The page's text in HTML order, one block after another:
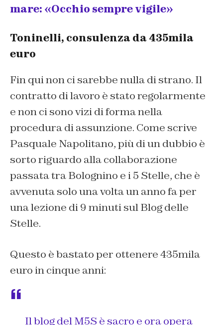
mare: «Occhio sempre vigile»
Toninelli, consulenza da 435mila
euro
Fin qui non ci sarebbe nulla di strano. Il
contratto di lavoro è stato regolarmente
e non ci sono vizi di forma nella
procedura di assunzione. Come scrive
Pasquale Napolitano, più di un dubbio è
sorto riguardo alla collaborazione
passata tra Bolognino e i 5 Stelle, che è
avvenuta solo una volta un anno fa per
una lezione di 9 minuti sul Blog delle
Stelle.
Questo è bastato per ottenere 435mila
euro in cinque anni:
Il blog del M5S è sacro e ora opera